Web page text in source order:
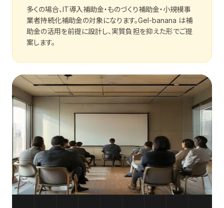
多くの場合、IT導入補助金・ものづくり補助金・小規模事
業者持続化補助金の対象になります。Gel-banana は補
助金の活用を前提に設計し、実質負担を抑えた形でご提
案します。